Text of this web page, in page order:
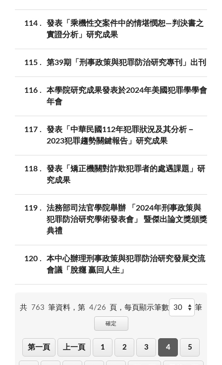
114
發表「乘機性交案件中的情堪憫恕—判決書之
實證分析」研究成果
115 第39期「刑事政策與犯罪防治研究專刊」出刊
116
本學院研究成果發表於2024年美國犯罪學學會
年會
117
發表「中華民國112年犯罪狀況及其分析－
2023犯罪趨勢關鍵報告」研究成果
118
發表「矯正機關對詐欺犯罪者的處遇課題」研
究成果
119
法務部司法官學院舉辦 「2024年刑事政策與
犯罪防治研究學術發表會」 暨傑出論文獎頒獎
典禮
120
本中心辦理刑事政策與犯罪防治研究發展交流
會議「脫癮 贏回人生」
共 763 筆資料，第 4/26 頁，每頁顯示筆數 筆
確定
第一頁 上一頁 1 2 3 4 5